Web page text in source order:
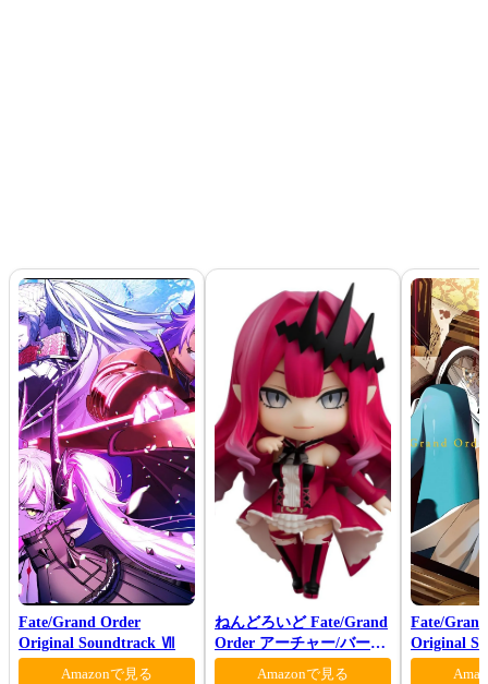
Fate/Grand Order
Original Soundtrack Ⅶ
Amazonで見る
ねんどろいど Fate/Grand
Order アーチャー/バーヴ
ァン シー
Amazonで見る
Fate/
Original
Ⅶ(初回仕